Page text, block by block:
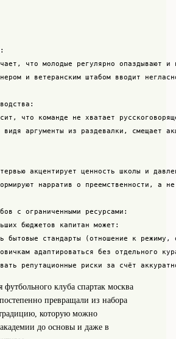
что молодые регулярно опаздывают и
и ветеранским штабом вводит
что команде не хватает
видя аргументы из раздевалки, смещает
акцентирует ценность школы и
нарратив о преемственности, а
с ограниченными ресурсами:
бюджетов капитан может:
бытовые стандарты (отношение к режиму,
адаптироваться без отдельного
клуба спартак москва
превращали из набора
которую можно
до основы и даже в